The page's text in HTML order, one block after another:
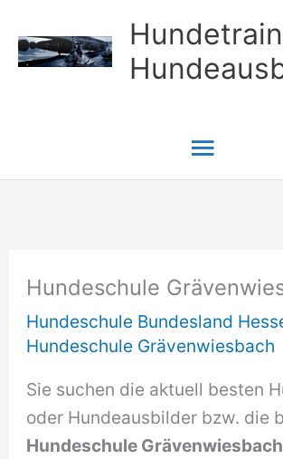
Inhalt
springen
Hundeschule
Hundeschule Bundesland
Hundeschule Grävenwiesbach
Sie suchen die aktuell besten
oder Hundeausbilder bzw. die
Hundeschule